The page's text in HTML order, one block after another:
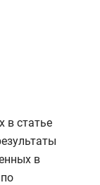
в статье
в